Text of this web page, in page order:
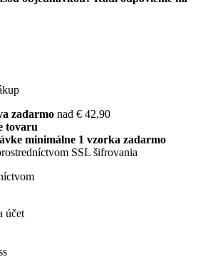
zadarmo nad € 42,90
tovaru
minimálne 1 vzorka zadarmo
SSL šifrovania
účet